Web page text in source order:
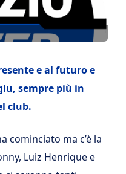
e al futuro e
sempre più in
club.
cominciato ma c’è la
Luiz Henrique e